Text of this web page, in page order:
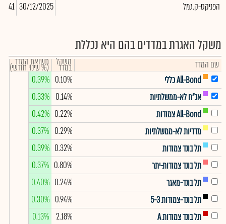
הפניקס-ק.גמל
30/12/2025
משקל האגרת במדדים בהם היא נכללת
שם המדד משקל
במדד תשואת המדד
(% שינוי חודשי)
All-Bond כללי
0.10%
0.39%
אג"ח לא-ממשלתיות
0.14%
0.33%
All-Bond צמודות
0.22%
0.42%
מדדיות לא-ממשלתיות
0.29%
0.37%
תל בונד צמודות
0.32%
0.39%
תל בונד צמודות-יתר
0.80%
0.37%
תל בונד-מאגר
0.24%
0.40%
תל בונד-צמודות 5-3
0.94%
0.30%
תל בונד צמודות A
2.18%
0.13%